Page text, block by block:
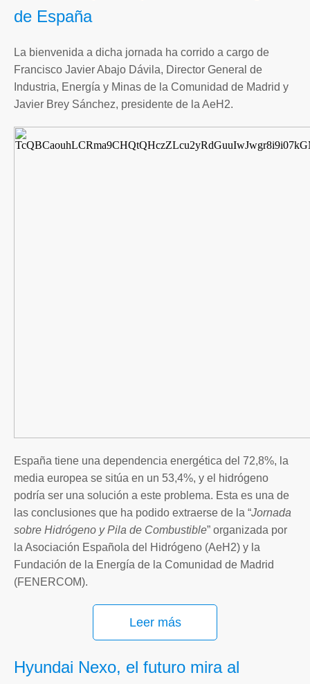
de España
La bienvenida a dicha jornada ha corrido a cargo de
Francisco Javier Abajo Dávila, Director General de
Industria, Energía y Minas de la Comunidad de Madrid y
Javier Brey Sánchez, presidente de la AeH2.
España tiene una dependencia energética del 72,8%, la
media europea se sitúa en un 53,4%, y el hidrógeno
podría ser una solución a este problema. Esta es una de
las conclusiones que ha podido extraerse de la “Jornada
sobre Hidrógeno y Pila de Combustible” organizada por
la Asociación Española del Hidrógeno (AeH2) y la
Fundación de la Energía de la Comunidad de Madrid
(FENERCOM).
Leer más
Hyundai Nexo, el futuro mira al